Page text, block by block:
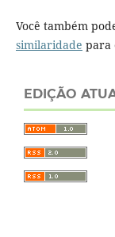
Você também
similaridade para
EDIÇÃO